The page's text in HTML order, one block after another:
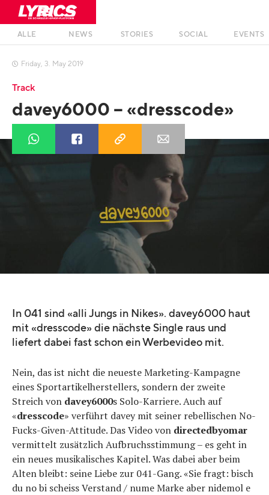
ALLE NEWS STORIES SOCIAL EVENTS
 Friday, 3. May 2019
Track
davey6000 – «dresscode»
In 041 sind «alli Jungs in Nikes». davey6000 haut
mit «dresscode» die nächste Single raus und
liefert dabei fast schon ein Werbevideo mit.
Nein, das ist nicht die neueste Marketing-Kampagne
eines Sportartikelherstellers, sondern der zweite
Streich von davey6000s Solo-Karriere. Auch auf
«dresscode» verführt davey mit seiner rebellischen No-
Fucks-Given-Attitude. Das Video von directedbyomar
vermittelt zusätzlich Aufbruchsstimmung – es geht in
ein neues musikalisches Kapitel. Was dabei aber beim
Alten bleibt: seine Liebe zur 041-Gang. «Sie fragt: bisch
du no bi scheiss Verstand / nume Marke aber nidemol e